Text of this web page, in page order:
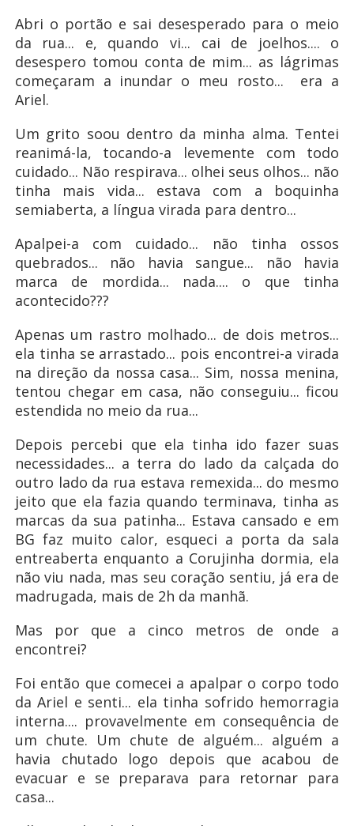
Abri o portão e sai desesperado para o meio
da rua... e, quando vi... cai de joelhos.... o
desespero tomou conta de mim... as lágrimas
começaram a inundar o meu rosto... era a
Ariel.
Um grito soou dentro da minha alma. Tentei
reanimá-la, tocando-a levemente com todo
cuidado... Não respirava... olhei seus olhos... não
tinha mais vida... estava com a boquinha
semiaberta, a língua virada para dentro...
Apalpei-a com cuidado... não tinha ossos
quebrados... não havia sangue... não havia
marca de mordida... nada.... o que tinha
acontecido???
Apenas um rastro molhado... de dois metros...
ela tinha se arrastado... pois encontrei-a virada
na direção da nossa casa... Sim, nossa menina,
tentou chegar em casa, não conseguiu... ficou
estendida no meio da rua...
Depois percebi que ela tinha ido fazer suas
necessidades... a terra do lado da calçada do
outro lado da rua estava remexida... do mesmo
jeito que ela fazia quando terminava, tinha as
marcas da sua patinha... Estava cansado e em
BG faz muito calor, esqueci a porta da sala
entreaberta enquanto a Corujinha dormia, ela
não viu nada, mas seu coração sentiu, já era de
madrugada, mais de 2h da manhã.
Mas por que a cinco metros de onde a
encontrei?
Foi então que comecei a apalpar o corpo todo
da Ariel e senti... ela tinha sofrido hemorragia
interna.... provavelmente em consequência de
um chute. Um chute de alguém... alguém a
havia chutado logo depois que acabou de
evacuar e se preparava para retornar para
casa...